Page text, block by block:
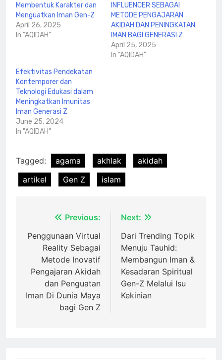
Membentuk Karakter dan
Menguatkan Iman Gen-Z
April 26, 2025
In "AQIDAH"
INFLUENCER SEBAGAI
METODE PENGAJARAN
AKIDAH DAN PENINGKATAN
IMAN BAGI GENERASI Z
April 25, 2025
In "AQIDAH"
Efektivitas Pendekatan
Kontemporer dan
Teknologi Edukasi dalam
Meningkatkan Imunitas
Iman Generasi Z
June 25, 2024
In "AQIDAH"
Tagged: agama akhlak
akidah
artikel
Gen Z islam
navigation
Previous:
Penggunaan Virtual
Reality Sebagai
Metode Inovatif
Pengajaran Akidah
dan Penguatan
Iman Di Dunia Maya
bagi Gen Z
Next:
Dari Trending Topik
Menuju Tauhid:
Membangun Iman &
Kesadaran Spiritual
Gen-Z Melalui Isu
Kekinian